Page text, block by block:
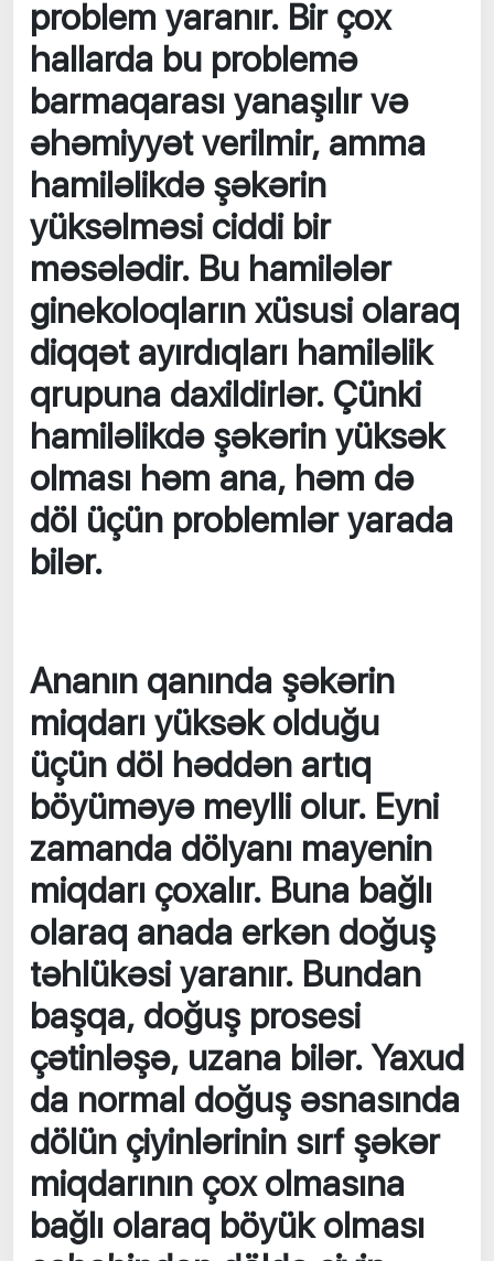
problem yaranır. Bir çox
hallarda bu problemə
barmaqarası yanaşılır və
əhəmiyyət verilmir, amma
hamiləlikdə şəkərin
yüksəlməsi ciddi bir
məsələdir. Bu hamilələr
ginekoloqların xüsusi olaraq
diqqət ayırdıqları hamiləlik
qrupuna daxildirlər. Çünki
hamiləlikdə şəkərin yüksək
olması həm ana, həm də
döl üçün problemlər yarada
bilər.
Ananın qanında şəkərin
miqdarı yüksək olduğu
üçün döl həddən artıq
böyüməyə meylli olur. Eyni
zamanda dölyanı mayenin
miqdarı çoxalır. Buna bağlı
olaraq anada erkən doğuş
təhlükəsi yaranır. Bundan
başqa, doğuş prosesi
çətinləşə, uzana bilər. Yaxud
da normal doğuş əsnasında
dölün çiyinlərinin sırf şəkər
miqdarının çox olmasına
bağlı olaraq böyük olması